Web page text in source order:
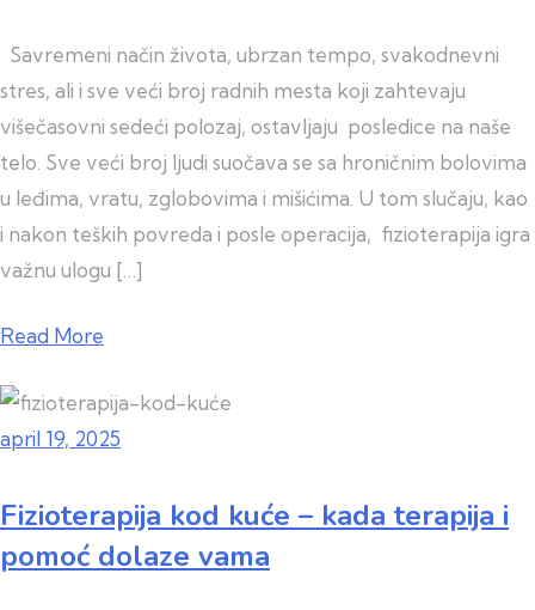
Savremeni način života, ubrzan tempo, svakodnevni
stres, ali i sve veći broj radnih mesta koji zahtevaju
višečasovni sedeći polozaj, ostavljaju posledice na naše
telo. Sve veći broj ljudi suočava se sa hroničnim bolovima
u leđima, vratu, zglobovima i mišićima. U tom slučaju, kao
i nakon teških povreda i posle operacija, fizioterapija igra
važnu ulogu […]
Read More
april 19, 2025
Fizioterapija kod kuće – kada terapija i
pomoć dolaze vama